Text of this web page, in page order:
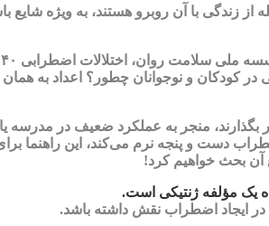
زندگی با آن روبرو هستند، به ویژه شایع
در کودکان و نوجوانان چطور؟ اعداد به
بگذارند، منجر به عملکرد ضعیف در مدرسه
دست و پنجه نرم می‌کند، این راهنما
آن بحث خواهیم کرد!
یک مؤلفه‌ ژنتیکی است.
ایجاد اضطراب نقش داشته باشد.